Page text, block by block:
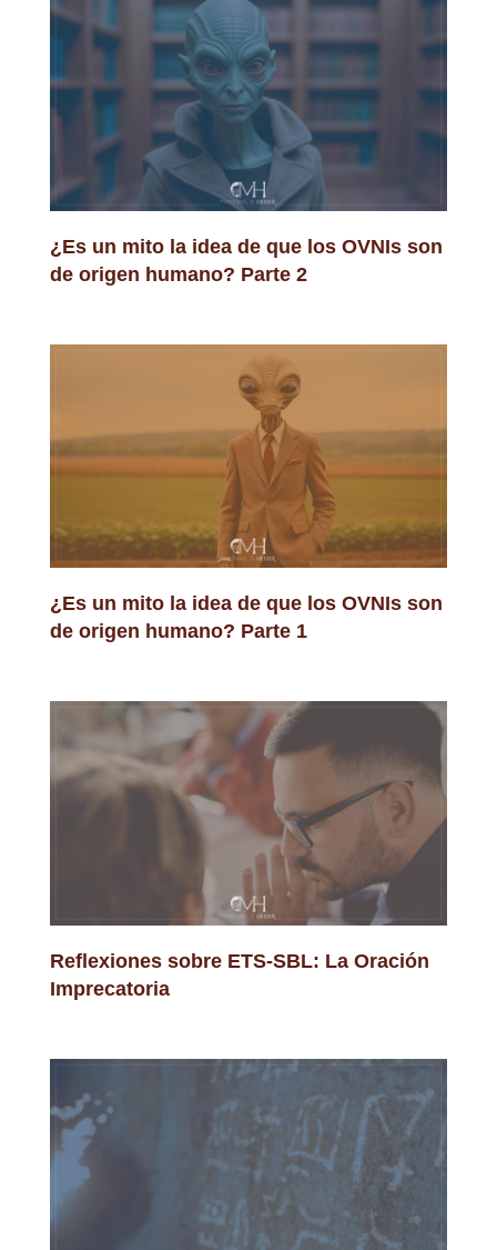
¿Es un mito la idea de que los OVNIs son
de origen humano? Parte 2
¿Es un mito la idea de que los OVNIs son
de origen humano? Parte 1
Reflexiones sobre ETS-SBL: La Oración
Imprecatoria